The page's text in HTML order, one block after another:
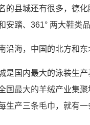
的县城还有很多，德
安踏、361° 两大鞋类
沿海，中国的北方和
是国内最大的泳装生
国最大的羊绒产业集
生产三条毛巾，就有一